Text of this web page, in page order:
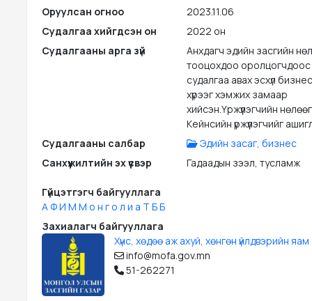
Оруулсан огноо
2023.11.06
Судалгаа хийгдсэн он
2022 он
Судалгааны арга зүй
Анхдагч эдийн засгийн
тооцохдоо оролцогчдоос
судалгаа авах эсхүл
хүрээг хэмжих замаар
хийсэн.Үржүүлэгчийн
Кейнсийн үржүүлэгчийг
Судалгааны салбар
Эдийн засаг, бизнес
Санхүүжилтийн эх үүсвэр
Гадаадын зээл, тусламж
Гүйцэтгэгч байгууллага
А Ф И М М о н г о л и а Т Б Б
Захиалагч байгууллага
Хүнс, хөдөө аж ахуй, хөнгөн үйлдвэрийн яам
info@mofa.gov.mn
51-262271